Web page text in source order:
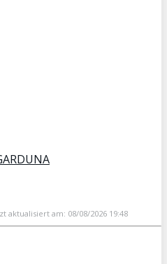
aktualisiert am: 08/08/2026 19:48